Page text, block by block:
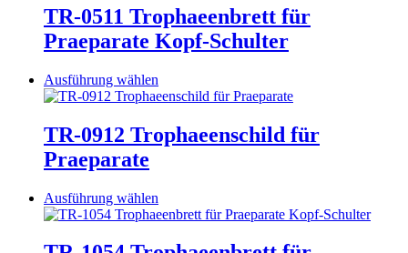
mehrere
Varianten
auf.
können
auf
Produktseite
TR-0511 Trophaeenbrett für
Praeparate Kopf-Schulter
Ausführung wählen
Produkt
mehrere
Varianten
können
auf
TR-0912 Trophaeenschild für
Praeparate
Ausführung wählen
Produkt
mehrere